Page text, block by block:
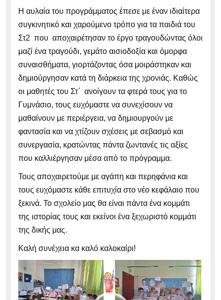
Η αυλαία του προγράμματος έπεσε με έναν ιδιαίτερα
συγκινητικό και χαρούμενο τρόπο για τα παιδιά του
Στ2 που αποχαιρέτησαν το έργο τραγουδώντας όλοι
μαζί ένα τραγούδι, γεμάτο αισιοδοξία και όμορφα
συναισθήματα, γιορτάζοντας όσα μοιράστηκαν και
δημιούργησαν κατά τη διάρκεια της χρονιάς. Καθώς
οι μαθητές του Στ΄ ανοίγουν τα φτερά τους για το
Γυμνάσιο, τους ευχόμαστε να συνεχίσουν να
μαθαίνουν με περιέργεια, να δημιουργούν με
φαντασία και να χτίζουν σχέσεις με σεβασμό και
συνεργασία, κρατώντας πάντα ζωντανές τις αξίες
που καλλιέργησαν μέσα από το πρόγραμμα.
Τους αποχαιρετούμε με αγάπη και περηφάνια και
τους ευχόμαστε κάθε επιτυχία στο νέο κεφάλαιο που
ξεκινά. Το σχολείο μας θα είναι πάντα ένα κομμάτι
της ιστορίας τους και εκείνοι ένα ξεχωριστό κομμάτι
της δικής μας.
Καλή συνέχεια κα καλό καλοκαίρι!
Πρόγραμμα
Αναπαραγωγής
Βίντεο